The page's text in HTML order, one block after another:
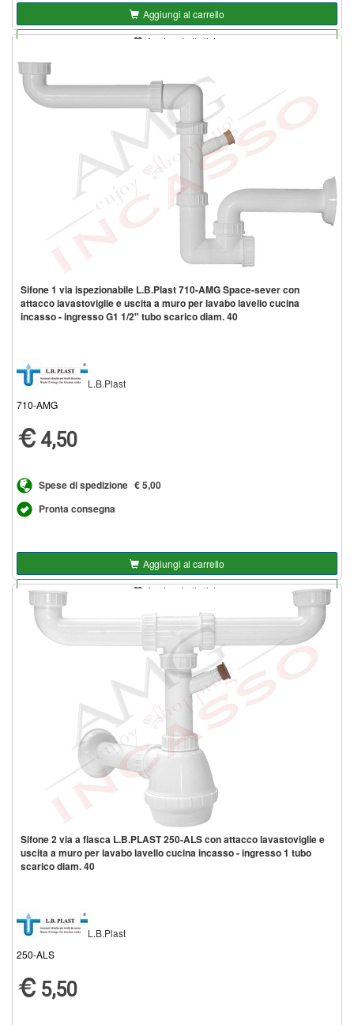
Aggiungi al carrello
Aggiungi alla lista
Sifone 1 via ispezionabile L.B.Plast 710-AMG Space-sever con
attacco lavastoviglie e uscita a muro per lavabo lavello cucina
incasso - ingresso G1 1/2" tubo scarico diam. 40
L.B.Plast
710-AMG
4,50
Spese di spedizione € 5,00
Pronta consegna
Aggiungi al carrello
Aggiungi alla lista
Sifone 2 via a fiasca L.B.PLAST 250-ALS con attacco lavastoviglie e
uscita a muro per lavabo lavello cucina incasso - ingresso 1 tubo
scarico diam. 40
L.B.Plast
250-ALS
5,50